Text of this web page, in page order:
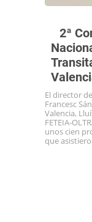
2ª
El director
Francesc
Valencia,
FETEIA-
unos cien
que